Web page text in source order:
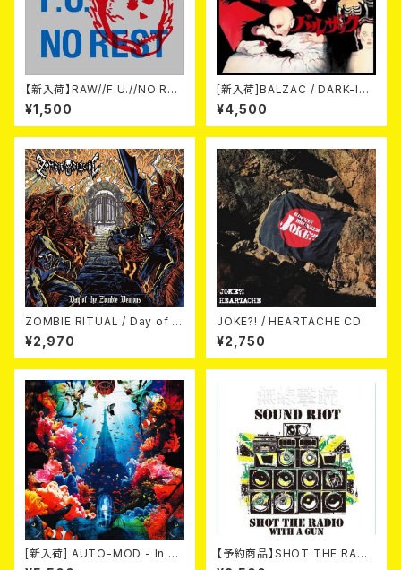
【新入荷】RAW//F.U.//NO RES
T / 3way split EP ハード ラッ
ク ダンス (CD)
¥1,500
[新入荷]BALZAC / DARK-IS
M -20th Anniversary Comp
ilation- (2CD)
¥4,500
ZOMBIE RITUAL / Day of th
e Zombie Demons
¥2,970
JOKE?! / HEARTACHE CD
¥2,750
[新入荷] AUTO-MOD - In Th
e Wake Of KING AUTO-MO
【予約商品】SHOT THE RADI
O WITH A GUN / SOUND RI